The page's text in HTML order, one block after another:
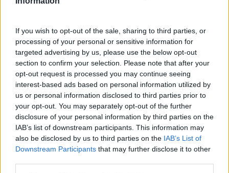
If you wish to opt-out of the sale, sharing to third parties, or
processing of your personal or sensitive information for
targeted advertising by us, please use the below opt-out
section to confirm your selection. Please note that after your
opt-out request is processed you may continue seeing
interest-based ads based on personal information utilized by
us or personal information disclosed to third parties prior to
your opt-out. You may separately opt-out of the further
disclosure of your personal information by third parties on the
IAB’s list of downstream participants. This information may
also be disclosed by us to third parties on the IAB’s List of
Downstream Participants that may further disclose it to other
Area di sosta (PS)
Agriturismo Sgaly
0
Servizi / Posizione
L'azienda agricola biologica è specializzata nella produ...